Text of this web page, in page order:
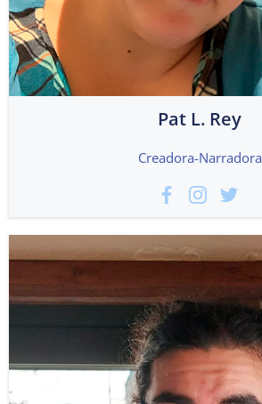
Pat L. Rey
Creadora-Narradora